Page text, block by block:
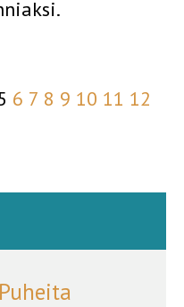
6 7 8 9 10 11 12